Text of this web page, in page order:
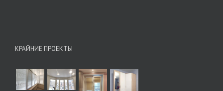
КРАЙНИЕ ПРОЕКТЫ